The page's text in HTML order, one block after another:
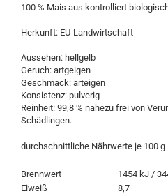
100 % Mais aus kontrolliert
Herkunft: EU-Landwirtschaft
Aussehen: hellgelb
Geruch: artgeigen
Geschmack: arteigen
Konsistenz: pulverig
Reinheit: 99,8 % nahezu frei von
Schädlingen.
durchschnittliche Nährwerte je 100 g
Brennwert
1454 kJ /
Eiweiß
8,7